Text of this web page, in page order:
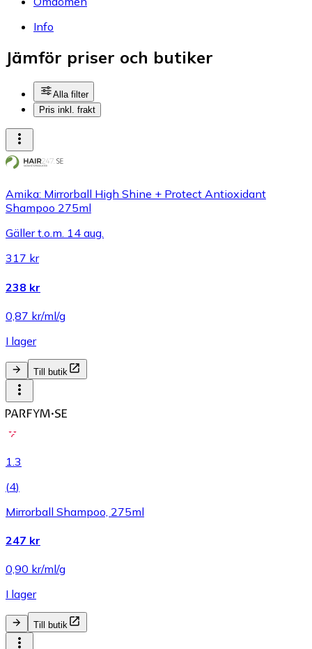
Info
Jämför priser och butiker
Alla filter
Pris inkl. frakt
Amika: Mirrorball High Shine + Protect Antioxidant
Shampoo 275ml
Gäller t.o.m. 14 aug.
317 kr
238 kr
0,87 kr/ml/g
I lager
Till butik
1.3
(4)
Mirrorball Shampoo, 275ml
247 kr
0,90 kr/ml/g
I lager
Till butik